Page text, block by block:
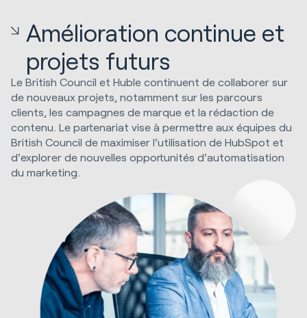
Amélioration continue et
projets futurs
Le British Council et Huble continuent de collaborer sur
de nouveaux projets, notamment sur les parcours
clients, les campagnes de marque et la rédaction de
contenu. Le partenariat vise à permettre aux équipes du
British Council de maximiser l'utilisation de HubSpot et
d'explorer de nouvelles opportunités d'automatisation
du marketing.